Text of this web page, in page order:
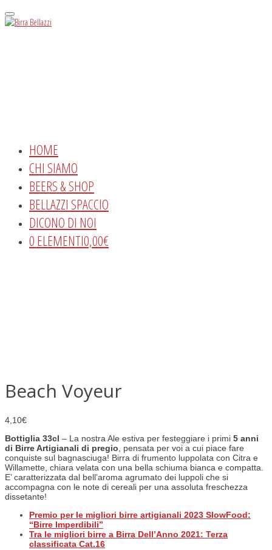
Menu
HOME
CHI SIAMO
BEERS & SHOP
BELLAZZI SPACCIO
DICONO DI NOI
0 ELEMENTI0,00€
Beach Voyeur
4,10€
Bottiglia 33cl – La nostra Ale estiva per festeggiare i primi 5 anni
di Birre Artigianali di pregio , pensata per voi a cui piace fare
conquiste sul bagnasciuga! Birra di frumento luppolata con Citra e
Willamette, chiara velata con una bella schiuma bianca e compatta.
E’ caratterizzata dal bell’aroma agrumato dei luppoli che si
accompagna con le note di cereali per una assoluta freschezza
dissetante!
Premio per le migliori birre artigianali 2023 SlowFood:
“Birre Imperdibili”
Tra le migliori birre a Birra Dell’Anno 2021: Terza
classificata Cat.16